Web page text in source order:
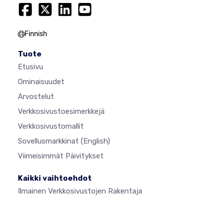
Finnish
Tuote
Etusivu
Ominaisuudet
Arvostelut
Verkkosivustoesimerkkejä
Verkkosivustomallit
Sovellusmarkkinat (English)
Viimeisimmät Päivitykset
Kaikki vaihtoehdot
Ilmainen Verkkosivustojen Rakentaja